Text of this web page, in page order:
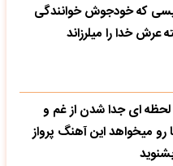
که خودجوش خوانندگی
عرش خدا را میلرزاند
لحظه ای جدا شدن از غم و
رو میخواهد این آهنگ پرواز